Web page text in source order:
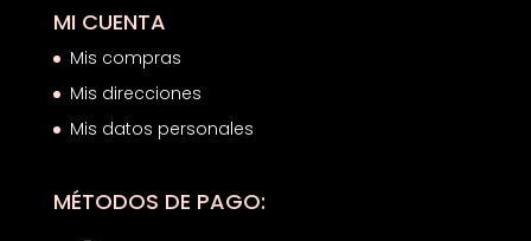
MI CUENTA
Mis compras
Mis direcciones
Mis datos personales
MÉTODOS DE PAGO: